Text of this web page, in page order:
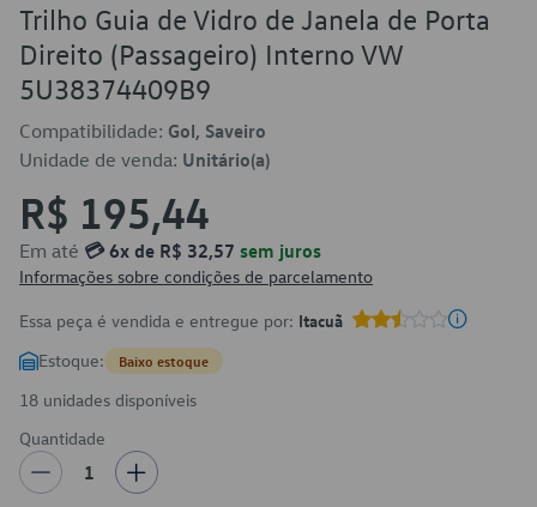
Trilho Guia de Vidro de Janela de Porta
Direito (Passageiro) Interno VW
5U38374409B9
Compatibilidade: Gol, Saveiro
Unidade de venda: Unitário(a)
R$ 195,44
Em até 💳 6x de R$ 32,57 sem juros
Informações sobre condições de parcelamento
Essa peça é vendida e entregue por: Itacuã
Estoque: Baixo estoque
18 unidades disponíveis
Quantidade
1